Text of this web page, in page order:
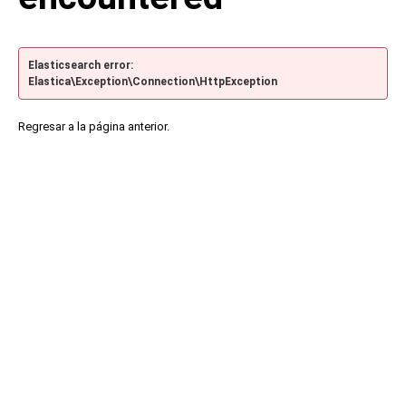
Elasticsearch error:
Elastica\Exception\Connection\HttpException
Regresar a la página anterior.